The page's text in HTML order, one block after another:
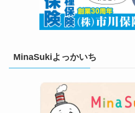
MinaSukiよっかいち